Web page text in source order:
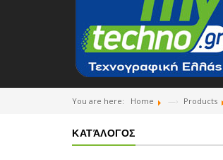
You are here: Home Products
ΚΑΤΆΛΟΓΟΣ